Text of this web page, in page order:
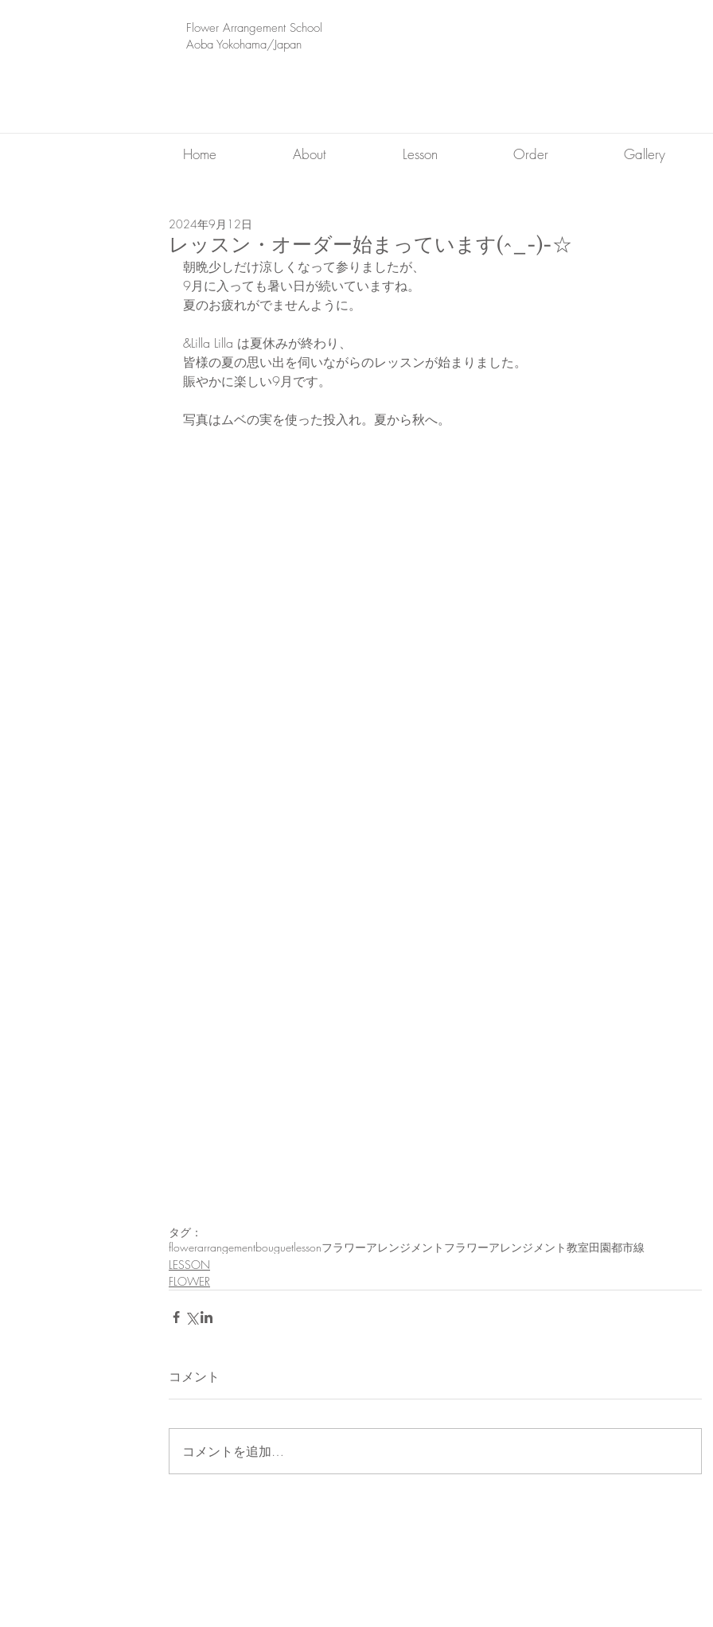
​Flower Arrangement School
Aoba Yokohama/Japan
Home About Lesson Order Gallery
レッスン・オーダー始まっています(^_-)-☆
2024年9月12日
朝晩少しだけ涼しくなって参りましたが、
9月に入っても暑い日が続いていますね。
夏のお疲れがでませんように。
&Lilla Lilla は夏休みが終わり、
皆様の夏の思い出を伺いながらのレッスンが始まりました。
賑やかに楽しい9月です。
写真はムベの実を使った投入れ。夏から秋へ。
タグ：
flowerarrangementbouguetlessonフラワーアレンジメント フラワーアレンジメント教室田園都市線
LESSON
FLOWER
コメント
コメントを追加…